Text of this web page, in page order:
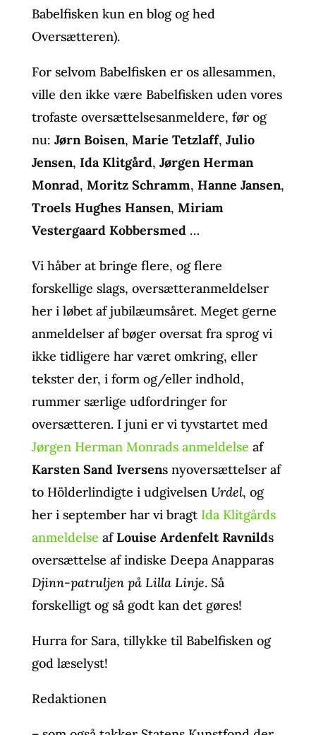
Babelfisken kun en blog og hed
Oversætteren).
For selvom Babelfisken er os allesammen,
ville den ikke være Babelfisken uden vores
trofaste oversættelsesanmeldere, før og
nu: Jørn Boisen, Marie Tetzlaff, Julio
Jensen, Ida Klitgård, Jørgen Herman
Monrad, Moritz Schramm, Hanne Jansen,
Troels Hughes Hansen, Miriam
Vestergaard Kobbersmed…
Vi håber at bringe flere, og flere
forskellige slags, oversætteranmeldelser
her i løbet af jubilæumsåret. Meget gerne
anmeldelser af bøger oversat fra sprog vi
ikke tidligere har været omkring, eller
tekster der, i form og/eller indhold,
rummer særlige udfordringer for
oversætteren. I juni er vi tyvstartet med
Jørgen Herman Monrads anmeldelse af
Karsten Sand Iversens nyoversættelser af
to Hölderlindigte i udgivelsen Urdel, og
her i september har vi bragt Ida Klitgårds
anmeldelse afLouise Ardenfelt Ravnilds
oversættelse af indiske Deepa Anapparas
Djinn-patruljen på Lilla Linje. Så
forskelligt og så godt kan det gøres!
Hurra for Sara, tillykke til Babelfisken og
god læselyst!
Redaktionen